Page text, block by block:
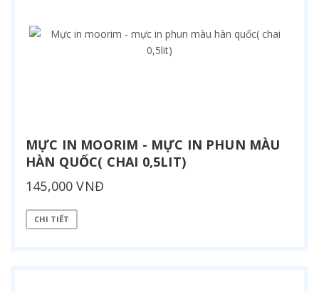
MỰC IN MOORIM - MỰC IN PHUN MÀU
HÀN QUỐC( CHAI 0,5LIT)
145,000 VNĐ
CHI TIẾT